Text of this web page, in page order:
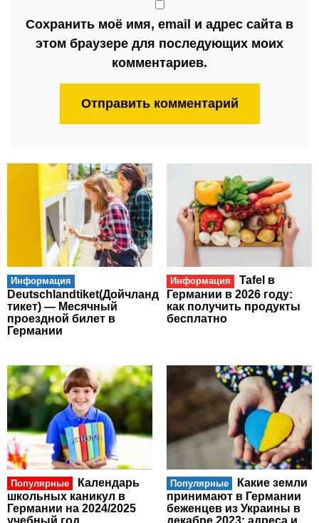
Сохранить моё имя, email и адрес сайта в
этом браузере для последующих моих
комментариев.
Информация
Deutschlandtiket(Дойчланд
тикет) — Месячный
проездной билет в
Германии
Информация
Tafel в
Германии в 2026 году:
как получить продукты
бесплатно
Популярные
Календарь
школьных каникул в
Германии на 2024/2025
Популярные
Какие земли
принимают в Германии
беженцев из Украины в